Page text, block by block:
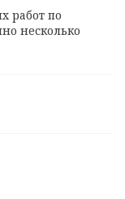
работ по
несколько